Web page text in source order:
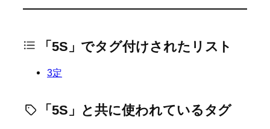
「5S」でタグ付けされたリスト
3定
「5S」と共に使われているタグ